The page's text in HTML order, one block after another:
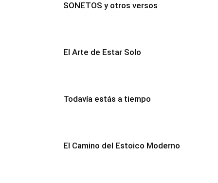
SONETOS y otros versos
El Arte de Estar Solo
Todavía estás a tiempo
El Camino del Estoico Moderno